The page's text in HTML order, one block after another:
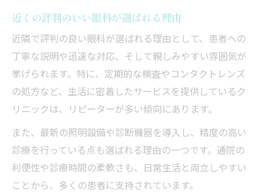
近くの評判のいい眼科が選ばれる理由
近隣で評判の良い眼科が選ばれる理由として、患者への
丁寧な説明や迅速な対応、そして親しみやすい雰囲気が
挙げられます。特に、定期的な検査やコンタクトレンズ
の処方など、生活に密着したサービスを提供しているク
リニックは、リピーターが多い傾向にあります。
また、最新の照明設備や診断機器を導入し、精度の高い
診療を行っている点も選ばれる理由の一つです。通院の
利便性や診療時間の柔軟さも、日常生活と両立しやすい
ことから、多くの患者に支持されています。